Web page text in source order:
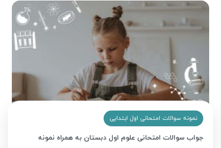
نمونه سوالات امتحانی اول ابتدایی
جواب سوالات امتحانی علوم اول دبستان به همراه نمونه